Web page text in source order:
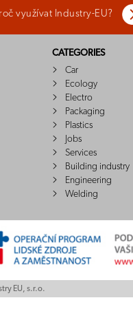
využívat Industry-EU?
CATEGORIES
Car
Ecology
Electro
Packaging
Plastics
Jobs
Services
Building industry
Engineering
Welding
EU, s.r.o.